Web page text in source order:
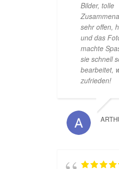
Bilder, tolle
sehr offen,
und das
machte
sie schnell
bearbeitet,
zufrieden!